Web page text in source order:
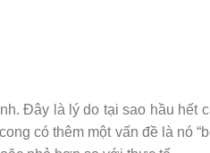
Đây là lý do tại sao hầu hết
có thêm một vấn đề là nó